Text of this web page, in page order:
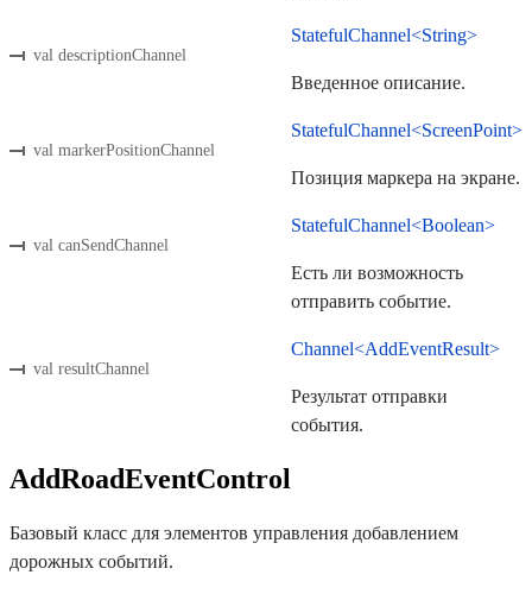
val descriptionChannel
StatefulChannel<String>
Введенное описание.
val markerPositionChannel
StatefulChannel<ScreenPoint>
Позиция маркера на экране.
val canSendChannel
StatefulChannel<Boolean>
Есть ли возможность
отправить событие.
val resultChannel
Channel<AddEventResult>
Результат отправки
события.
AddRoadEventControl
Базовый класс для элементов управления добавлением
дорожных событий.